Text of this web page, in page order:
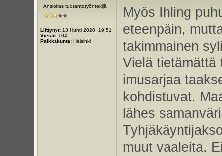
Ansiokas tuotantotyöntekijä
Liittynyt:13 Huhti 2020, 19:51
Viestit:104
Paikkakunta:Helsinki
Myös Ihling
eteenpäin,
takimmainen
Vielä tietämättä
imusarjaa
kohdistuvat.
lähes
muut vaaleita.